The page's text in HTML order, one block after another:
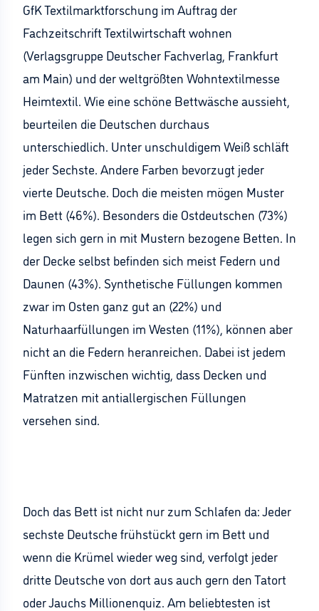
GfK Textilmarktforschung im Auftrag der
Fachzeitschrift Textilwirtschaft wohnen
(Verlagsgruppe Deutscher Fachverlag, Frankfurt
am Main) und der weltgrößten Wohntextilmesse
Heimtextil. Wie eine schöne Bettwäsche aussieht,
beurteilen die Deutschen durchaus
unterschiedlich. Unter unschuldigem Weiß schläft
jeder Sechste. Andere Farben bevorzugt jeder
vierte Deutsche. Doch die meisten mögen Muster
im Bett (46%). Besonders die Ostdeutschen (73%)
legen sich gern in mit Mustern bezogene Betten. In
der Decke selbst befinden sich meist Federn und
Daunen (43%). Synthetische Füllungen kommen
zwar im Osten ganz gut an (22%) und
Naturhaarfüllungen im Westen (11%), können aber
nicht an die Federn heranreichen. Dabei ist jedem
Fünften inzwischen wichtig, dass Decken und
Matratzen mit antiallergischen Füllungen
versehen sind.
Doch das Bett ist nicht nur zum Schlafen da: Jeder
sechste Deutsche frühstückt gern im Bett und
wenn die Krümel wieder weg sind, verfolgt jeder
dritte Deutsche von dort aus auch gern den Tatort
oder Jauchs Millionenquiz. Am beliebtesten ist